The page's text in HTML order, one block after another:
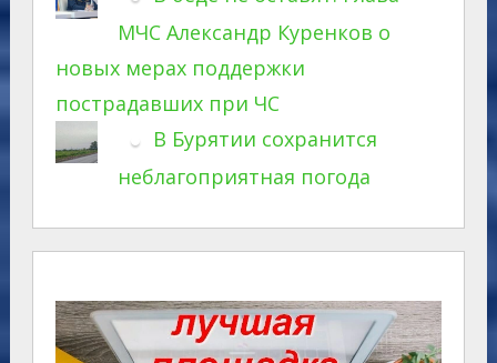
МЧС Александр Куренков о
новых мерах поддержки
пострадавших при ЧС
В Бурятии сохранится
неблагоприятная погода